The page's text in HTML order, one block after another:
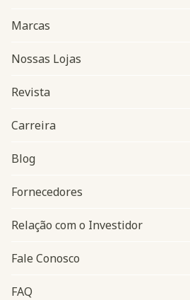
Navegação do rodapé
Marcas
Nossas Lojas
Revista
Carreira
Blog
Fornecedores
Relação com o Investidor
Fale Conosco
FAQ